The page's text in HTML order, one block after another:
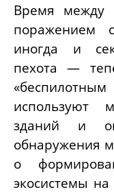
Время между
поражением
иногда и
пехота —
используют
зданий и
обнаружения
о
экосистемы